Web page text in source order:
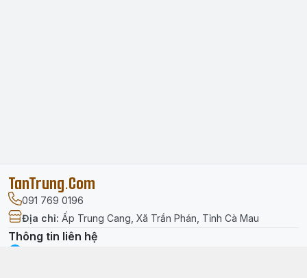
TanTrung.Com
091 769 0196
Địa chỉ: Ấp Trung Cang, Xã Trần Phán, Tỉnh Cà Mau
Thông tin liên hệ